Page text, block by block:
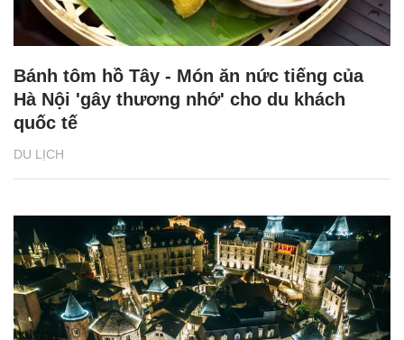
DU LỊCH
Bánh tôm hồ Tây - Món ăn nức tiếng của
Hà Nội 'gây thương nhớ' cho du khách
quốc tế